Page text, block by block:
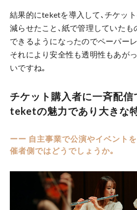
結果的にteketを導入して､チケッ
減らせたこと､紙で管理していたも
できるようになったのでペーパー
それにより安全性も透明性もあが
いですね｡
チケット購入者に一斉配信
teketの魅力であり大きな
ーー 自主事業で公演やイベント
催者側ではどうでしょうか｡